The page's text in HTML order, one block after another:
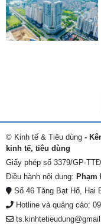
© Kinh tế & Tiêu dùng -
kinh tế, tiêu dùng
Giấy phép số 3379/GP-
Điều hành nội dung: Phạm
Số 46 Tăng Bạt Hổ, Hai
Hotline và quảng cáo: